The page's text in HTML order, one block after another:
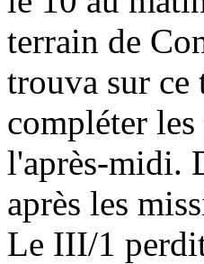
terrain de
trouva sur ce
compléter
l'après-midi.
après les
Le III/1